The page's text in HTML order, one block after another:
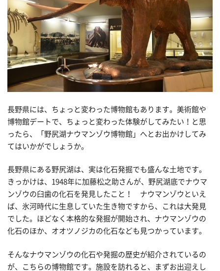
長野県には、ちょっと変わった博物館もあります。美術館や
博物館デートで、ちょっと変わった体験がしてみたい！と思
ったら、「野尻湖ナウマンゾウ博物館」へとお出かけしてみ
てはいかがでしょうか。
長野県にある野尻湖は、実は化石発掘でも盛んな土地です。
きっかけは、1948年に加藤松之助さんが、野尻湖底でナウマ
ンゾウの臼歯の化石を発見したこと！ ナウマンゾウといえ
ば、氷河時代に生息していた生き物ですから、これは大発見
でした。ほどなく本格的な発掘が開始され、ナウマンゾウの
化石のほか、オオツノジカの化石なども見つかっています。
そんなナウマンゾウの化石や発掘の歴史が紹介されているの
が、こちらの博物館です。施設を訪れると、まずお出迎えし